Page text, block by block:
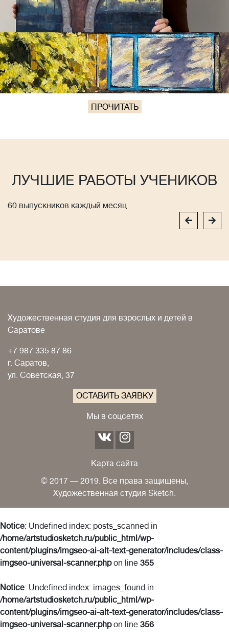
ПРОЧИТАТЬ
ЛУЧШИЕ РАБОТЫ УЧЕНИКОВ
60 выпускников каждый месяц
Художественная студия для взрослых и детей в
Саратове
+7 987 335 87 86
г. Саратов,
ул. Советская, 37
ОСТАВИТЬ ЗАЯВКУ
Мы в соцсетях
Карта сайта
© 2017 — 2019. Все права защищены,
Художественная студия Sketch.
Notice: Undefined index: posts_scanned in
/home/artstudiosketch.ru/public_html/wp-
content/plugins/imgseo-ai-alt-text-generator/includes/class-
imgseo-universal-scanner.phpon line 355
Notice: Undefined index: images_found in
/home/artstudiosketch.ru/public_html/wp-
content/plugins/imgseo-ai-alt-text-generator/includes/class-
imgseo-universal-scanner.phpon line 356